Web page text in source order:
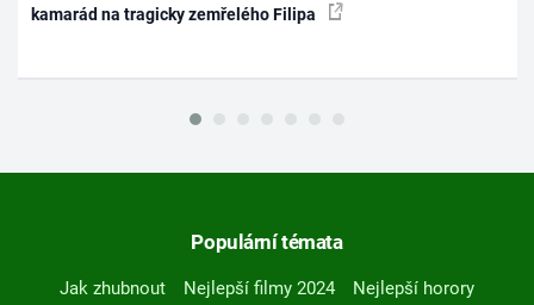
kamarád na tragicky zemřelého Filipa
Populární témata
Jak zhubnout Nejlepší filmy 2024
Nejlepší horory